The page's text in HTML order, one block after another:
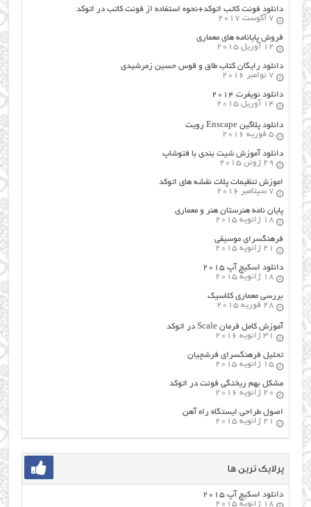
دانلود فونت کاتب اتوکد+نحوه استفاده از فونت کاتب در اتوکد
7 آگوست 2017
فروش پایانامه های معماری
12 آوریل 2015
دانلود رایگان کتاب طاق و قوس حسین زمرشیدی
7 نوامبر 2016
دانلود نویفرت ۲۰۱۴
14 آوریل 2015
دانلود پلاگین Enscape رویت
5 فوریه 2016
دانلود آموزش شیت بندی با فتوشاپ
29 ژوئن 2015
اموزش تنظیمات پلات نقشه های اتوکد
7 سپتامبر 2016
پایان نامه هنرستان هنر و معماري
18 ژانویه 2015
فرهنگسراي موسيقي
21 ژانویه 2015
دانلود اسکیچ آپ ۲۰۱۵
18 ژانویه 2015
بررسی معماری کلاسیک
28 فوریه 2015
آموزش کامل فرمان Scale در اتوکد
31 ژانویه 2016
تحلیل فرهنگسرای فرشچیان
15 ژانویه 2015
مشکل بهم ریختگی فونت در اتوکد
20 ژانویه 2016
اصول طراحي ایستگاه راه آهن
21 ژانویه 2015
پرلایک ترین ها
دانلود اسکیچ آپ ۲۰۱۵
18 ژانویه 2015